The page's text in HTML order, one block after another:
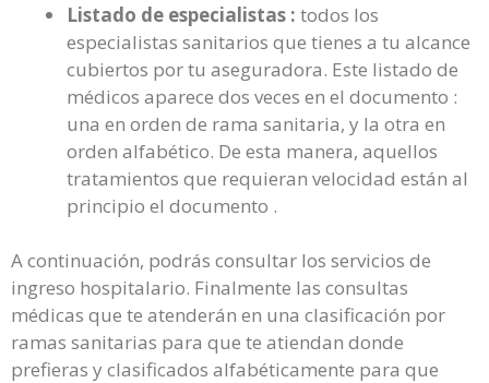
Listado de especialistas : todos los
especialistas sanitarios que tienes a tu alcance
cubiertos por tu aseguradora. Este listado de
médicos aparece dos veces en el documento :
una en orden de rama sanitaria, y la otra en
orden alfabético. De esta manera, aquellos
tratamientos que requieran velocidad están al
principio el documento .
A continuación, podrás consultar los servicios de
ingreso hospitalario. Finalmente las consultas
médicas que te atenderán en una clasificación por
ramas sanitarias para que te atiendan donde
prefieras y clasificados alfabéticamente para que